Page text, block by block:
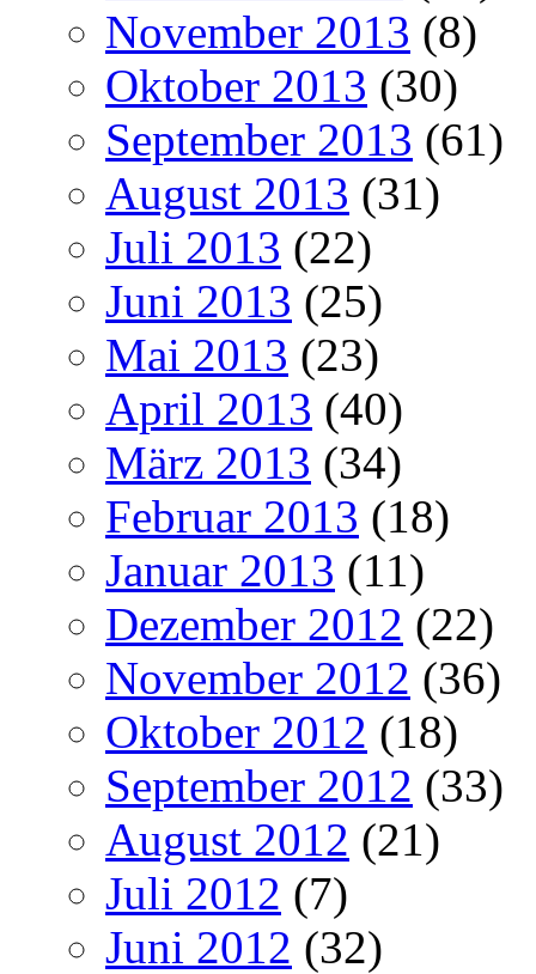
November 2013 (8)
Oktober 2013 (30)
September 2013 (61)
August 2013 (31)
Juli 2013 (22)
Juni 2013 (25)
Mai 2013 (23)
April 2013 (40)
März 2013 (34)
Februar 2013 (18)
Januar 2013 (11)
Dezember 2012 (22)
November 2012 (36)
Oktober 2012 (18)
September 2012 (33)
August 2012 (21)
Juli 2012 (7)
Juni 2012 (32)